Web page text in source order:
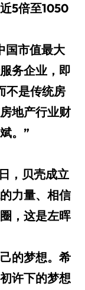
5倍至1050
国市值最大
务企业，即
不是传统房
地产行业财
。”
，贝壳成立
力量、相信
，这是左晖
的梦想。希
许下的梦想